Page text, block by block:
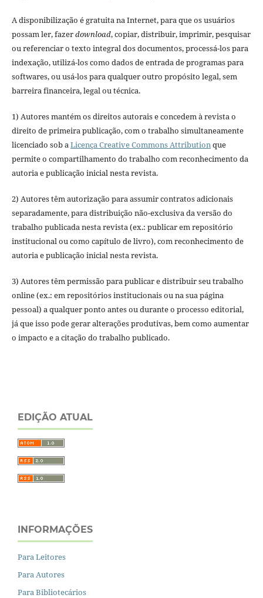
A disponibilização é gratuita na Internet, para que os usuários
possam ler, fazerdownload, copiar, distribuir, imprimir, pesquisar
ou referenciar o texto integral dos documentos, processá-los para
indexação, utilizá-los como dados de entrada de programas para
softwares, ou usá-los para qualquer outro propósito legal, sem
barreira financeira, legal ou técnica.
1) Autores mantém os direitos autorais e concedem à revista o
direito de primeira publicação, com o trabalho simultaneamente
licenciado sob aLicença Creative Commons Attributionque
permite o compartilhamento do trabalho com reconhecimento da
autoria e publicação inicial nesta revista.
2) Autores têm autorização para assumir contratos adicionais
separadamente, para distribuição não-exclusiva da versão do
trabalho publicada nesta revista (ex.: publicar em repositório
institucional ou como capítulo de livro), com reconhecimento de
autoria e publicação inicial nesta revista.
3) Autores têm permissão para publicar e distribuir seu trabalho
online (ex.: em repositórios institucionais ou na sua página
pessoal) a qualquer ponto antes ou durante o processo editorial,
já que isso pode gerar alterações produtivas, bem como aumentar
o impacto e a citação do trabalho publicado.
EDIÇÃO ATUAL
INFORMAÇÕES
Para Leitores
Para Autores
Para Bibliotecários